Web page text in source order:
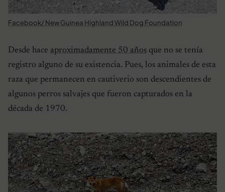
Facebook/ New Guinea Highland Wild Dog Foundation
Desde hace aproximadamente 50 años que no se tenía
registro alguno de su existencia. Pues, los animales de esta
raza que permanecen en cautiverio son descendientes de
algunos perros salvajes que fueron capturados en la
década de 1970.